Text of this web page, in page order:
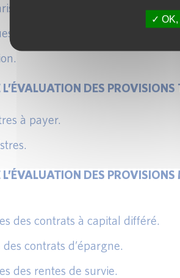
sur primes.
d’insuffisance de primes.
DES
à payer.
L’ÉVALUATION DES
des contrats à capital différé.
contrats d’épargne.
des rentes de survie.